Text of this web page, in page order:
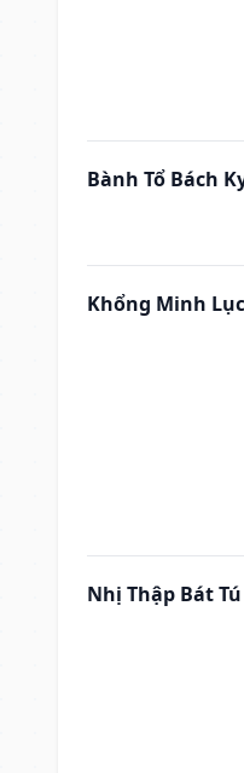
Bành Tổ Bách
Khổng Minh
Nhị Thập Bát Tú